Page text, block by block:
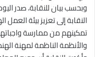
وبحسب بيان للنقابة، صدر
النقابة إلى تعزيز بيئة
تمكينهم من ممارسة
والأنظمة الناظمة لمهنة